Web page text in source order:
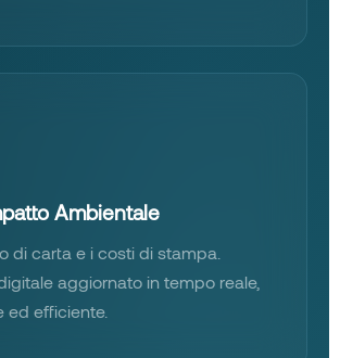
Ambientale
di carta e i costi di stampa.
aggiornato in tempo reale,
ed efficiente.